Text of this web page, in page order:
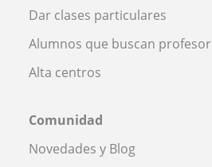
Dar clases particulares
Alumnos que buscan profesor
Alta centros
Comunidad
Novedades y Blog